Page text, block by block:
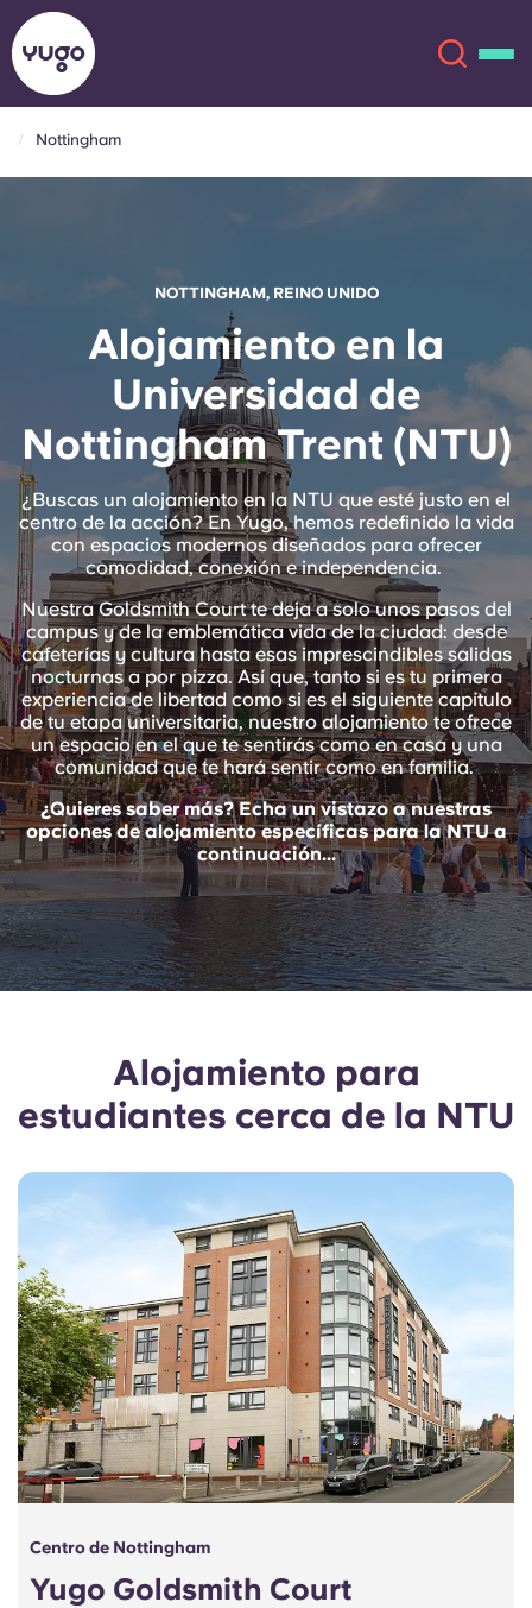
Cuenta Idioma
English (GB)
English (US)
Chinese
Español
Català
Deutsch
Italian
Portuguese
Elige un país
Elige una ciudad
Elige una residencia
Iniciar sesión
Reserva ahora
Català Deutsch
Italian French
Portuguese
Nottingham
NOTTINGHAM, REINO UNIDO
Alojamiento en la
Universidad de
Nottingham Trent (NTU)
¿Buscas un alojamiento en la NTU que esté justo en el
centro de la acción? En Yugo, hemos redefinido la vida
con espacios modernos diseñados para ofrecer
comodidad, conexión e independencia.
Nuestra Goldsmith Court te deja a solo unos pasos del
campusy de la emblemáticavida de la ciudad: desde
cafeterías y cultura hasta esas imprescindibles salidas
nocturnas a por pizza. Así que, tanto si es tu primera
experiencia de libertad como si es el siguiente capítulo
de tu etapa universitaria, nuestro alojamiento te ofrece
un espacio en el que te sentirás como en casa y una
comunidad que te hará sentir como en familia.
¿Quieres saber más? Echa un vistazo a nuestras
opciones de alojamiento específicas para la NTU a
continuación...
Alojamiento para
estudiantes cerca de la NTU
Centro de Nottingham
Yugo Goldsmith Court